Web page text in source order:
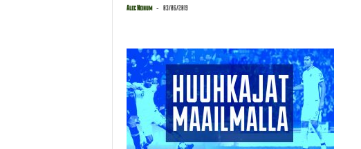
Alec Neihum - 03/06/2019